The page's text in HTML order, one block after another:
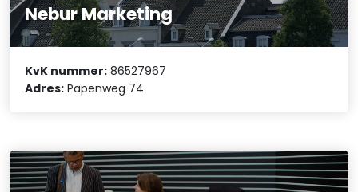
Nebur Marketing
KvK nummer: 86527967
Adres: Papenweg 74